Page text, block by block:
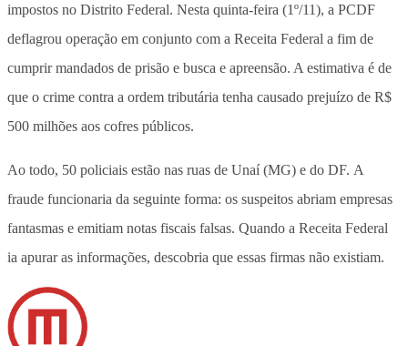
impostos no Distrito Federal. Nesta quinta-feira (1º/11), a PCDF
deflagrou operação em conjunto com a Receita Federal a fim de
cumprir mandados de prisão e busca e apreensão. A estimativa é de
que o crime contra a ordem tributária tenha causado prejuízo de R$
500 milhões aos cofres públicos.
Ao todo, 50 policiais estão nas ruas de Unaí (MG) e do DF. A
fraude funcionaria da seguinte forma: os suspeitos abriam empresas
fantasmas e emitiam notas fiscais falsas. Quando a Receita Federal
ia apurar as informações, descobria que essas firmas não existiam.